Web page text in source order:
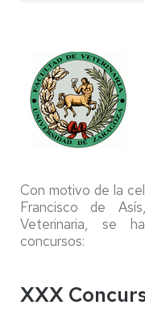
Con motivo de la
Francisco de
Veterinaria, se
concursos:
XXX